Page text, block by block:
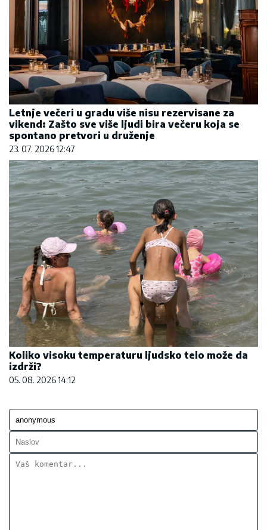
Letnje večeri u gradu više nisu rezervisane za
vikend: Zašto sve više ljudi bira večeru koja se
spontano pretvori u druženje
23. 07. 2026 12:47
Koliko visoku temperaturu ljudsko telo može da
izdrži?
05. 08. 2026 14:12